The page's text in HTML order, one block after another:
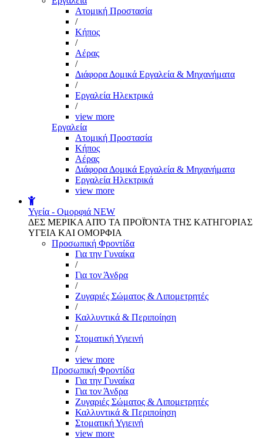
Aτομική Προστασία
/
Kήπος
/
Αέρας
/
Διάφορα Δομικά Εργαλεία & Μηχανήματα
/
Εργαλεία Ηλεκτρικά
/
view more
Εργαλεία
Aτομική Προστασία
Kήπος
Αέρας
Διάφορα Δομικά Εργαλεία & Μηχανήματα
Εργαλεία Ηλεκτρικά
view more
Υγεία - Ομορφιά NEW
ΔΕΣ ΜΕΡΙΚΑ ΑΠΌ ΤΑ ΠΡΟΪΌΝΤΑ ΤΗΣ ΚΑΤΗΓΟΡΙΑΣ
ΥΓΕΙΑ ΚΑΙ ΟΜΟΡΦΙΑ
Προσωπική Φροντίδα
Για την Γυναίκα
/
Για τον Άνδρα
/
Ζυγαριές Σώματος & Λιπομετρητές
/
Καλλυντικά & Περιποίηση
/
Στοματική Υγιεινή
/
view more
Προσωπική Φροντίδα
Για την Γυναίκα
Για τον Άνδρα
Ζυγαριές Σώματος & Λιπομετρητές
Καλλυντικά & Περιποίηση
Στοματική Υγιεινή
view more